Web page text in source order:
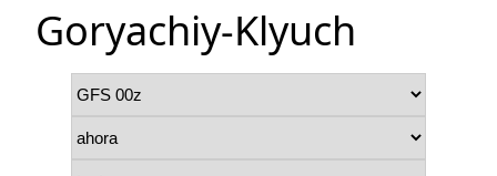
Goryachiy-Klyuch